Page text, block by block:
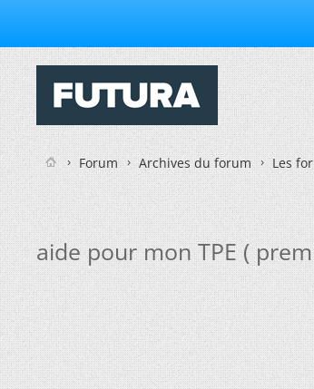
Forum Archives du forum Les
aide pour mon TPE (